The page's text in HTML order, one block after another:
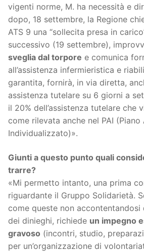
vigenti norme, M. ha necessità e
dopo, 18 settembre, la Regione
ATS 9 una “sollecita presa in
successivo (19 settembre),
sveglia dal torpore e comunica
all’assistenza infermieristica e
garantita, fornirà, in via diretta,
assistenza tutelare su 6 giorni a
il 20% dell’assistenza tutelare che
come rilevata anche nel PAI (Piano
Individualizzato)».
Giunti a questo punto quali
trarre?
«Mi permetto intanto, una prima
riguardante il Gruppo Solidarietà.
come queste non
dei dinieghi, richiede un impegno
gravoso (incontri, studio,
per un’organizzazione di